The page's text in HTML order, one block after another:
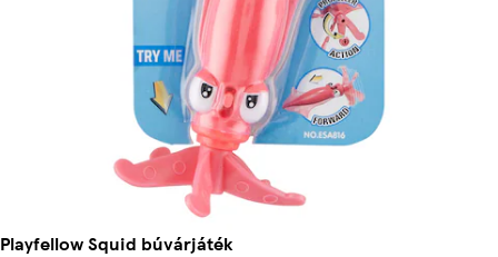
Playfellow Squid búvárjáték